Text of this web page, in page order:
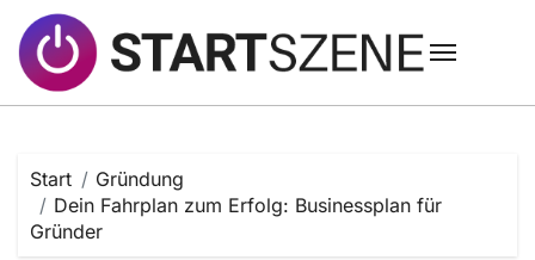
Inhalt
springen
Start
Gründung
Dein Fahrplan zum Erfolg: Businessplan für
Gründer